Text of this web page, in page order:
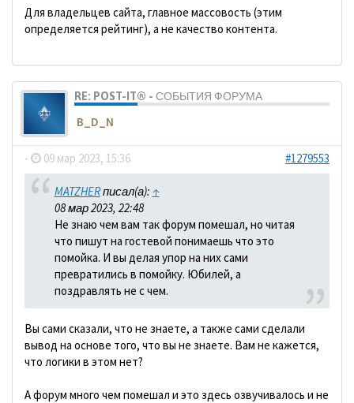
Для владельцев сайта, главное массовость (этим
определяется рейтинг), а не качество контента.
RE: POST-IT® - СОБЫТИЯ ФОРУМА
B_D_N
- 09 мар 2023, 15:36 #1279553
MATZHERписал(а): ↑
08 мар 2023, 22:48
Не знаю чем вам так форум помешал, но читая
что пишут на гостевой понимаешь что это
помойка. И вы делая упор на них сами
превратились в помойку. Юбилей, а
поздравлять не с чем.
Вы сами сказали, что не знаете, а также сами сделали
вывод на основе того, что вы не знаете. Вам не кажется,
что логики в этом нет?
А форум много чем помешал и это здесь озвучивалось и не